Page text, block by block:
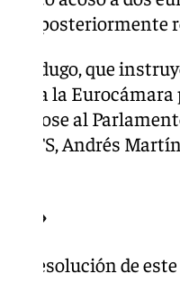
y
Berdugo, que
a la
al
del TS, Andrés
su resolución de